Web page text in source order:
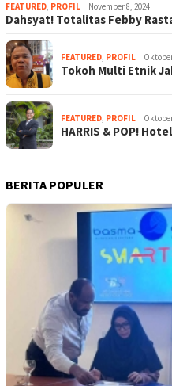
FEATURED, PROFIL November 8, 2024
Dahsyat! Totalitas Febby
FEATURED, PROFIL
Tokoh Multi Etnik
FEATURED, PROFIL
HARRIS & POP!
BERITA POPULER